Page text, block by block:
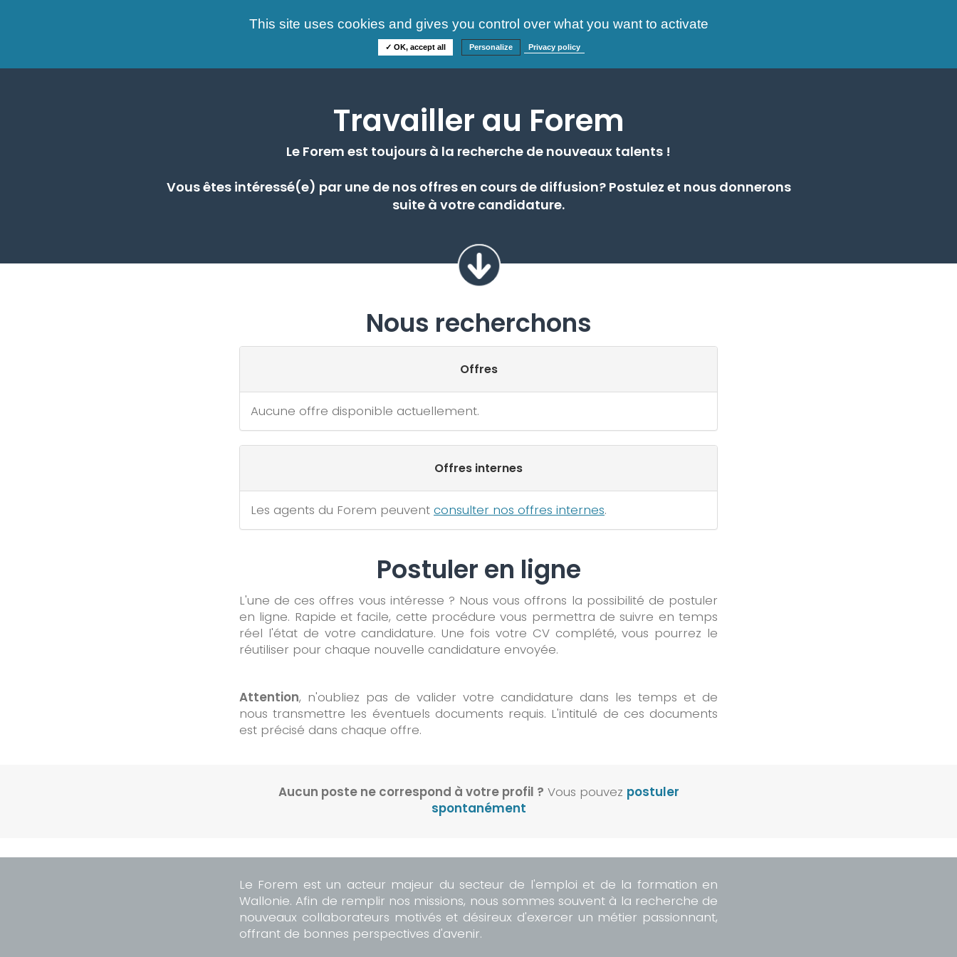
FAQ Informations
Travailler au Forem
Le Forem est toujours à la recherche de nouveaux talents !
Vous êtes intéressé(e) par une de nos offres en cours de diffusion? Postulez et nous donnerons
suite à votre candidature.
Nous recherchons
Offres
Aucune offre disponible actuellement.
Offres internes
Les agents du Forem peuvent consulter nos offres internes.
Postuler en ligne
L'une de ces offres vous intéresse ? Nous vous offrons la possibilité de postuler
en ligne. Rapide et facile, cette procédure vous permettra de suivre en temps
réel l'état de votre candidature. Une fois votre CV complété, vous pourrez le
réutiliser pour chaque nouvelle candidature envoyée.
Attention, n'oubliez pas de valider votre candidature dans les temps et de
nous transmettre les éventuels documents requis. L'intitulé de ces documents
est précisé dans chaque offre.
Aucun poste ne correspond à votre profil ? Vous pouvez postuler
spontanément
Le Forem est un acteur majeur du secteur de l'emploi et de la formation en
Wallonie. Afin de remplir nos missions, nous sommes souvent à la recherche de
nouveaux collaborateurs motivés et désireux d'exercer un métier passionnant,
offrant de bonnes perspectives d'avenir.
This site uses cookies and gives you control over what you want to activate
✓ OK, accept all Personalize Privacy policy